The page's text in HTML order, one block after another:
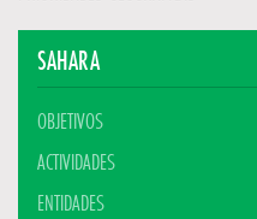
SAHARA
OBJETIVOS
ACTIVIDADES
ENTIDADES